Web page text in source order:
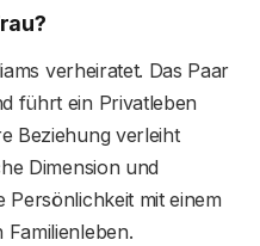
verheiratet. Das Paar
führt ein Privatleben
Beziehung verleiht
Dimension und
mit einem